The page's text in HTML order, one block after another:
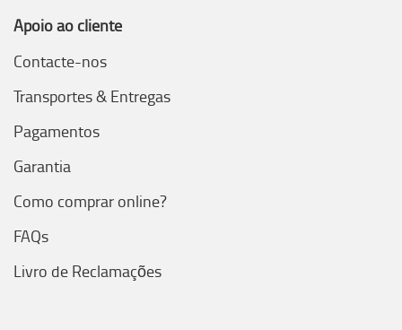
Apoio ao cliente
Contacte-nos
Transportes & Entregas
Pagamentos
Garantia
Como comprar online?
FAQs
Livro de Reclamações